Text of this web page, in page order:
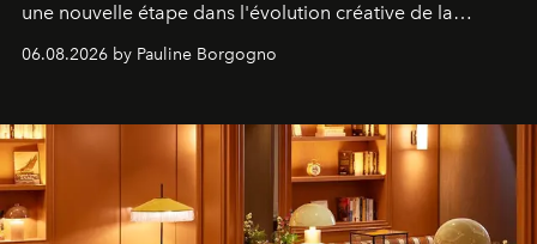
une nouvelle étape dans l'évolution créative de la
06.08.2026 by Pauline Borgogno